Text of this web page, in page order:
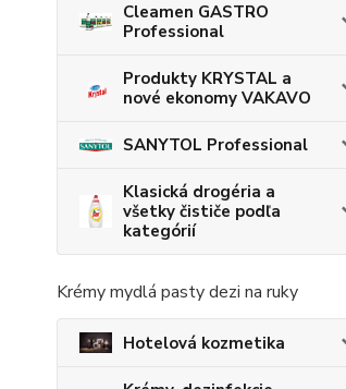
Cleamen GASTRO
Professional
Produkty KRYSTAL a
nové ekonomy VAKAVO
SANYTOL Professional
Klasická drogéria a
všetky čističe podľa
kategórií
Krémy mydlá pasty dezi na ruky
Hotelová kozmetika